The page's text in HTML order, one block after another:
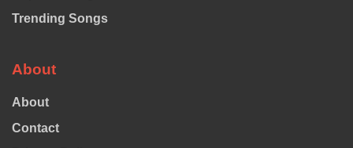
Trending Songs
About
About
Contact